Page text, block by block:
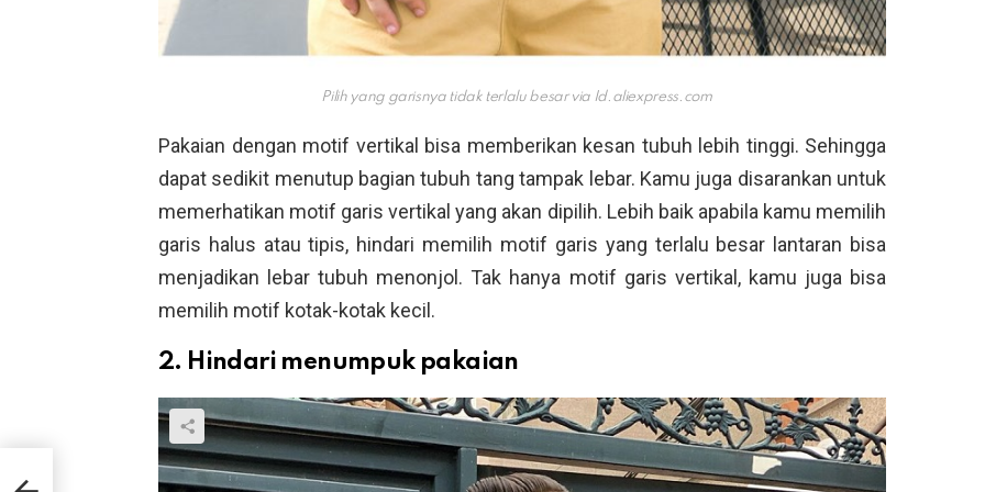
Pilih yang garisnya tidak terlalu besar via Id.aliexpress.com
Pakaian dengan motif vertikal bisa memberikan kesan tubuh lebih tinggi. Sehingga
dapat sedikit menutup bagian tubuh tang tampak lebar. Kamu juga disarankan untuk
memerhatikan motif garis vertikal yang akan dipilih. Lebih baik apabila kamu memilih
garis halus atau tipis, hindari memilih motif garis yang terlalu besar lantaran bisa
menjadikan lebar tubuh menonjol. Tak hanya motif garis vertikal, kamu juga bisa
memilih motif kotak-kotak kecil.
2. Hindari menumpuk pakaian